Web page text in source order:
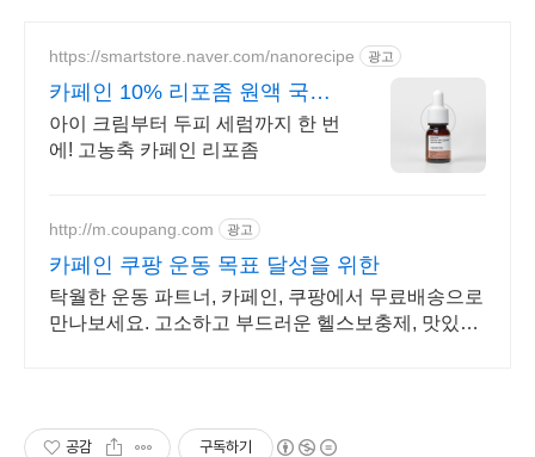
https://smartstore.naver.com/nanorecipe 광고
카페인 10% 리포좀 원액 국내
유일 카페인10% 리포좀
아이 크림부터 두피 세럼까지 한 번
에! 고농축 카페인 리포좀
http://m.coupang.com 광고
카페인 쿠팡 운동 목표 달성을 위한
탁월한 운동 파트너, 카페인, 쿠팡에서 무료배송으로
만나보세요. 고소하고 부드러운 헬스보충제, 맛있게
공감 구독하기